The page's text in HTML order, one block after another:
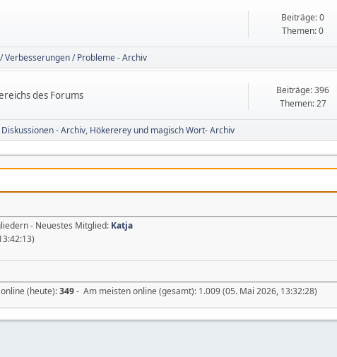
Beiträge: 0
Themen: 0
Verbesserungen / Probleme - Archiv
des Forums
Beiträge: 396
Themen: 27
Diskussionen - Archiv Hökererey und magisch Wort- Archiv
- Neuestes Mitglied: Katja
(heute):349- Am meisten online (gesamt): 1.009 (05. Mai 2026, 13:32:28)